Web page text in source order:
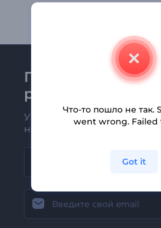
Присоединяйтесь
рассылке
Узнавайте о последних
новых предложениях
Что-то пошло не так.
went wrong. Failed
Got it